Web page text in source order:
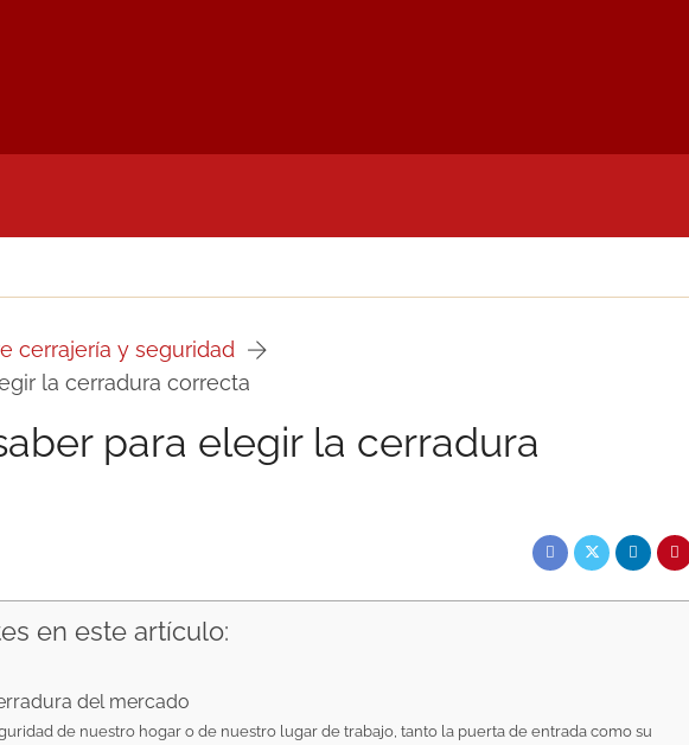
cerrajería y seguridad
la cerradura correcta
para elegir la cerradura
en este artículo:
del mercado
de nuestro hogar o de nuestro lugar de trabajo, tanto la puerta de entrada como su